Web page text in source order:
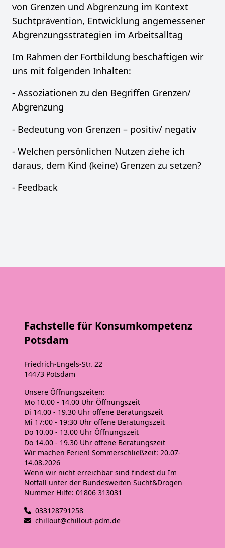
von Grenzen und Abgrenzung im Kontext
Suchtprävention, Entwicklung angemessener
Abgrenzungsstrategien im Arbeitsalltag
Im Rahmen der Fortbildung beschäftigen wir
uns mit folgenden Inhalten:
- Assoziationen zu den Begriffen Grenzen/
Abgrenzung
- Bedeutung von Grenzen – positiv/ negativ
- Welchen persönlichen Nutzen ziehe ich
daraus, dem Kind (keine) Grenzen zu setzen?
- Feedback
Fachstelle für Konsumkompetenz
Potsdam
Friedrich-Engels-Str. 22
14473 Potsdam
Unsere Öffnungszeiten:
Mo 10.00 - 14.00 Uhr Öffnungszeit
Di 14.00 - 19.30 Uhr offene Beratungszeit
Mi 17:00 - 19:30 Uhr offene Beratungszeit
Do 10.00 - 13.00 Uhr Öffnungszeit
Do 14.00 - 19.30 Uhr offene Beratungszeit
Wir machen Ferien! Sommerschließzeit: 20.07-
14.08.2026
Wenn wir nicht erreichbar sind findest du Im
Notfall unter der Bundesweiten Sucht&Drogen
Nummer Hilfe: 01806 313031
033128791258
chillout@chillout-pdm.de